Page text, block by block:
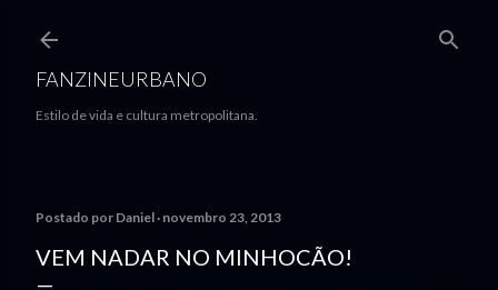
FANZINEURBANO
Estilo de vida e cultura metropolitana.
Postado por Daniel novembro 23, 2013
VEM NADAR NO MINHOCÃO!